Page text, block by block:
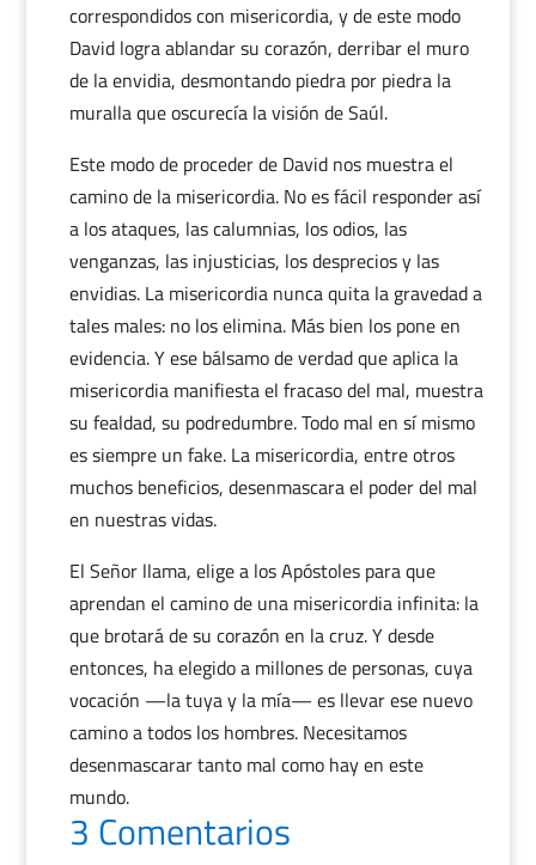
correspondidos con misericordia, y de este modo
David logra ablandar su corazón, derribar el muro
de la envidia, desmontando piedra por piedra la
muralla que oscurecía la visión de Saúl.
Este modo de proceder de David nos muestra el
camino de la misericordia. No es fácil responder así
a los ataques, las calumnias, los odios, las
venganzas, las injusticias, los desprecios y las
envidias. La misericordia nunca quita la gravedad a
tales males: no los elimina. Más bien los pone en
evidencia. Y ese bálsamo de verdad que aplica la
misericordia manifiesta el fracaso del mal, muestra
su fealdad, su podredumbre. Todo mal en sí mismo
es siempre un fake. La misericordia, entre otros
muchos beneficios, desenmascara el poder del mal
en nuestras vidas.
El Señor llama, elige a los Apóstoles para que
aprendan el camino de una misericordia infinita: la
que brotará de su corazón en la cruz. Y desde
entonces, ha elegido a millones de personas, cuya
vocación —la tuya y la mía— es llevar ese nuevo
camino a todos los hombres. Necesitamos
desenmascarar tanto mal como hay en este
mundo.
3 Comentarios